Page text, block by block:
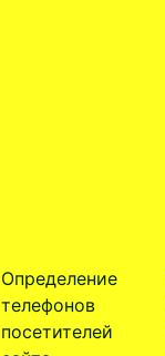
Определение
телефонов
посетителей